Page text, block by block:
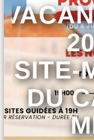
SITE-
DU